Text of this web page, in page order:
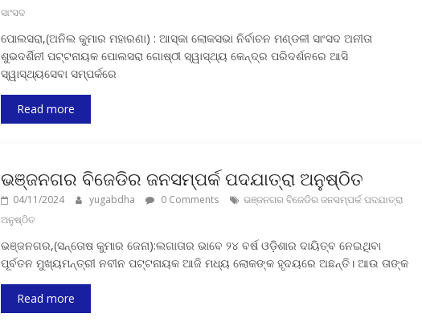
ସାଂସଦ
ପୋଲସରା,(ଅନିଲ କୁମାର ମହାରଣା) : ଆସ୍କା ଲୋକସଭା ନିର୍ବାଚନ ମଣ୍ଡଳୀ ସାଂସଦ ଅନୀତା
ଶୁଭଦର୍ଶିନୀ ପଟ୍ଟନାୟକ ପୋଲସରା ଗୋଷ୍ଠୀ ସ୍ୱାସ୍ଥ୍ୟ କେନ୍ଦ୍ର ପରିଦର୍ଶନରେ ଆସି
ସ୍ୱାସ୍ଥ୍ୟସେବା ସମ୍ପର୍କରେ
Read more
ଭଞ୍ଜନଗର ବିଜେଡିର ଜନସମ୍ପର୍କ ପଦଯାତ୍ରା ଅନୁଷ୍ଠିତ
04/11/2024 yugabdha 0 Comments
ଭଞ୍ଜନଗର ବିଜେଡିର ଜନସମ୍ପର୍କ ପଦଯାତ୍ରା
ଅନୁଷ୍ଠିତ
ଭଞ୍ଜନଗର,(ସନ୍ତୋଷ କୁମାର ଜେନା):ଲଗାତାର ଭାବେ ୨୪ ବର୍ଷ ଓଡ଼ିଶାର ଦାୟିତ୍ବ ନେଇଥିବା
ପୂର୍ବତନ ମୁଖ୍ୟମନ୍ତ୍ରୀ ନବୀନ ପଟ୍ଟନାୟକ ଆଜି ମଧ୍ୟ ଲୋକଙ୍କ ହୃଦୟରେ ଅଛନ୍ତି। ଆଉ ତାଙ୍କ
Read more